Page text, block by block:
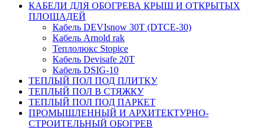
КАБЕЛИ ДЛЯ ОБОГРЕВА КРЫШ И ОТКРЫТЫХ
ПЛОЩАДЕЙ
Кабель DEVIsnow 30Т (DTCE-30)
Кабель Arnold rak
Теплолюкс Stopice
Кабель Devisafe 20T
Кабель DSIG-10
ТЕПЛЫЙ ПОЛ ПОД ПЛИТКУ
ТЕПЛЫЙ ПОЛ В СТЯЖКУ
ТЕПЛЫЙ ПОЛ ПОД ПАРКЕТ
ПРОМЫШЛЕННЫЙ И АРХИТЕКТУРНО-
СТРОИТЕЛЬНЫЙ ОБОГРЕВ